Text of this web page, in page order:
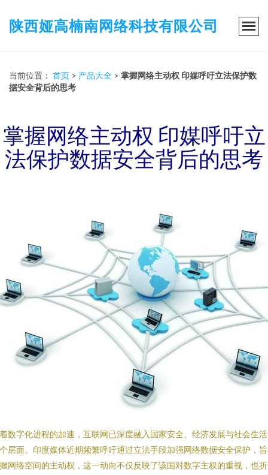
陕西娅高楠南网络科技有限公司
当前位置： 首页 > 产品大全 > 掌握网络主动权 印媒呼吁立法保护数
据安全背后的思考
掌握网络主动权 印媒呼吁立
法保护数据安全背后的思考
数字化进程的加速，互联网已深度融入国家安全、经济发展与社会生
层面。印度媒体近期频繁呼吁通过立法手段加强网络数据安全保护，
网络空间的主动权，这一动向不仅反映了该国对数字主权的重视，也